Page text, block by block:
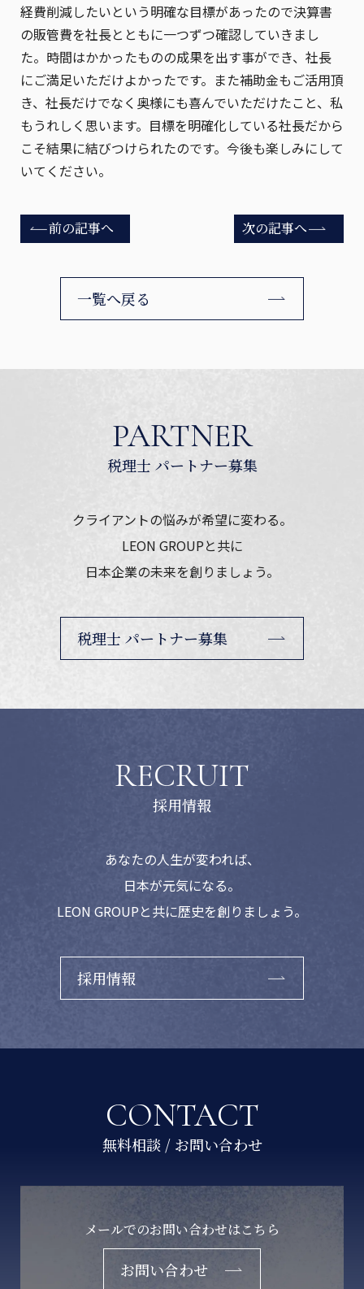
経費削減したいという明確な目標があったので決算書
の販管費を社長とともに一つずつ確認していきまし
た。時間はかかったものの成果を出す事ができ、社長
にご満足いただけよかったです。また補助金もご活用頂
き、社長だけでなく奥様にも喜んでいただけたこと、私
もうれしく思います。目標を明確化している社長だから
こそ結果に結びつけられたのです。今後も楽しみにして
いてください。
前の記事へ 次の記事へ
一覧へ戻る
PARTNER
クライアントの悩みが希望に変わる。
LEON GROUPと共に
日本企業の未来を創りましょう。
税理士 パートナー募集
RECRUIT
あなたの人生が変われば、
日本が元気になる。
LEON GROUPと共に歴史を創りましょう。
採用情報
CONTACT
メールでのお問い合わせはこちら
お問い合わせ